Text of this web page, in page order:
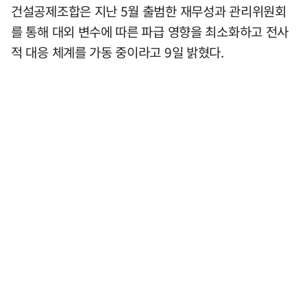
건설공제조합은 지난 5월 출범한 재무성과 관리위원회
를 통해 대외 변수에 따른 파급 영향을 최소화하고 전사
적 대응 체계를 가동 중이라고 9일 밝혔다.